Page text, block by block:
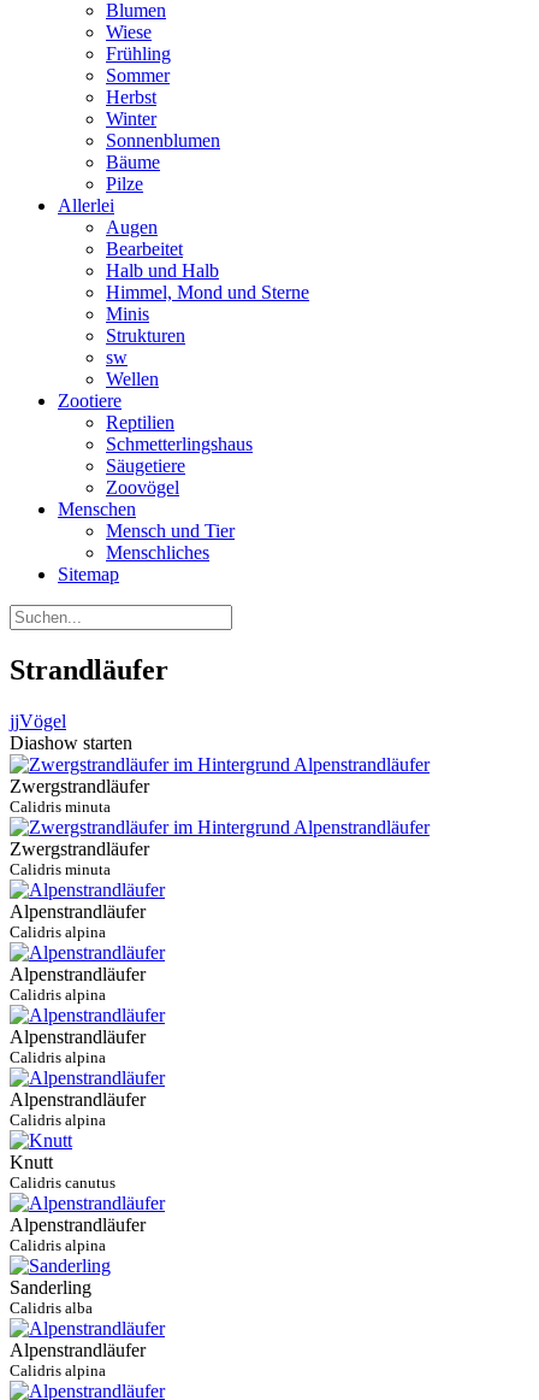
Blumen
Wiese
Frühling
Sommer
Herbst
Winter
Sonnenblumen
Bäume
Pilze
Allerlei
Augen
Bearbeitet
Halb und Halb
Himmel, Mond und Sterne
Minis
Strukturen
sw
Wellen
Zootiere
Reptilien
Schmetterlingshaus
Säugetiere
Zoovögel
Menschen
Mensch und Tier
Menschliches
Sitemap
Strandläufer
jjVögel
Diashow starten
Zwergstrandläufer
Calidris minuta
Zwergstrandläufer
Calidris minuta
Alpenstrandläufer
Calidris alpina
Alpenstrandläufer
Calidris alpina
Alpenstrandläufer
Calidris alpina
Alpenstrandläufer
Calidris alpina
Knutt
Calidris canutus
Alpenstrandläufer
Calidris alpina
Sanderling
Calidris alba
Alpenstrandläufer
Calidris alpina